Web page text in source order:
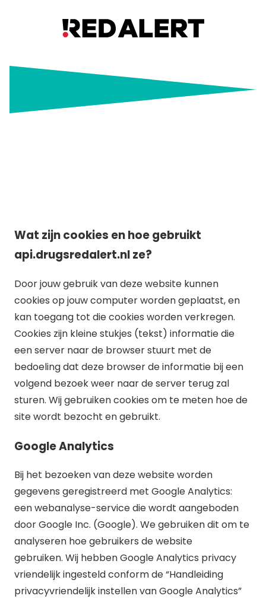
Wat zijn cookies en hoe gebruikt
api.drugsredalert.nl ze?
Door jouw gebruik van deze website kunnen
cookies op jouw computer worden geplaatst, en
kan toegang tot die cookies worden verkregen.
Cookies zijn kleine stukjes (tekst) informatie die
een server naar de browser stuurt met de
bedoeling dat deze browser de informatie bij een
volgend bezoek weer naar de server terug zal
sturen. Wij gebruiken cookies om te meten hoe de
site wordt bezocht en gebruikt.
Google Analytics
Bij het bezoeken van deze website worden
gegevens geregistreerd met Google Analytics:
een webanalyse-service die wordt aangeboden
door Google Inc. (Google). We gebruiken dit om te
analyseren hoe gebruikers de website
gebruiken. Wij hebben Google Analytics privacy
vriendelijk ingesteld conform de “Handleiding
privacyvriendelijk instellen van Google Analytics”